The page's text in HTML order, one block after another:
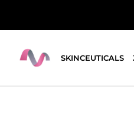
SKINCEUTICALS